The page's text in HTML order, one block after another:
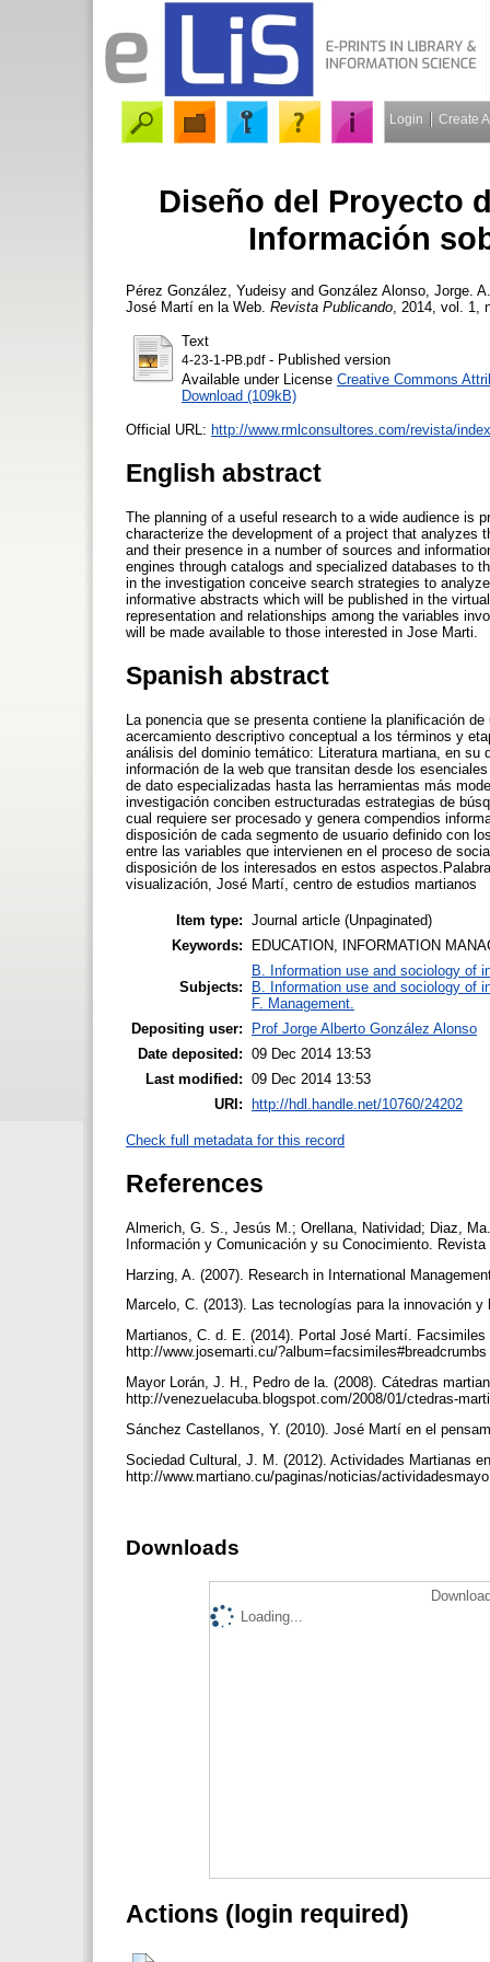
Login Create
Diseño del Proyecto
Información
Pérez González, Yudeisy and González Alonso, Jorge. A.
José Martí en la Web. Revista Publicando , 2014, vol. 1,
Text
4-23-1-PB.pdf- Published version
Available under License Creative Commons
Download (109kB)
Official URL: http://www.rmlconsultores.com/revista/
English abstract
The planning of a useful research to a wide audience is
characterize the development of a project that analyzes
and their presence in a number of sources and
engines through catalogs and specialized databases to
in the investigation conceive search strategies to
informative abstracts which will be published in the
representation and relationships among the variables
will be made available to those interested in Jose Marti.
Spanish abstract
La ponencia que se presenta contiene la planificación
acercamiento descriptivo conceptual a los términos y
análisis del dominio temático: Literatura martiana, en
información de la web que transitan desde los
de dato especializadas hasta las herramientas más
investigación conciben estructuradas estrategias de
cual requiere ser procesado y genera compendios
disposición de cada segmento de usuario definido con
entre las variables que intervienen en el proceso de
disposición de los interesados en estos
visualización, José Martí, centro de estudios martianos
Item type: Journal article (Unpaginated)
Keywords:
EDUCATION, INFORMATION
Subjects:
B. Information use and sociology of
B. Information use and sociology of
F. Management.
Depositing user:
Prof Jorge Alberto González Alonso
Date deposited: 09 Dec 2014 13:53
Last modified: 09 Dec 2014 13:53
URI:
http://hdl.handle.net/10760/24202
Check full metadata for this record
References
Almerich, G. S., Jesús M.; Orellana, Natividad; Diaz,
Información y Comunicación y su Conocimiento.
Harzing, A. (2007). Research in International
Marcelo, C. (2013). Las tecnologías para la innovación
Martianos, C. d. E. (2014). Portal José Martí.
http://www.josemarti.cu/?album=facsimiles#breadcrumbs
Mayor Lorán, J. H., Pedro de la. (2008). Cátedras
http://venezuelacuba.blogspot.com/2008/01/ctedras-
Sánchez Castellanos, Y. (2010). José Martí en el
Sociedad Cultural, J. M. (2012). Actividades Martianas
http://www.martiano.cu/paginas/noticias/
Downloads
Loading...
Actions (login required)